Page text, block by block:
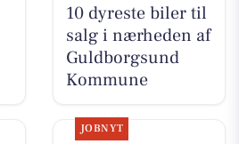
10 dyreste biler til
salg i nærheden af
Guldborgsund
Kommune
JOBNYT